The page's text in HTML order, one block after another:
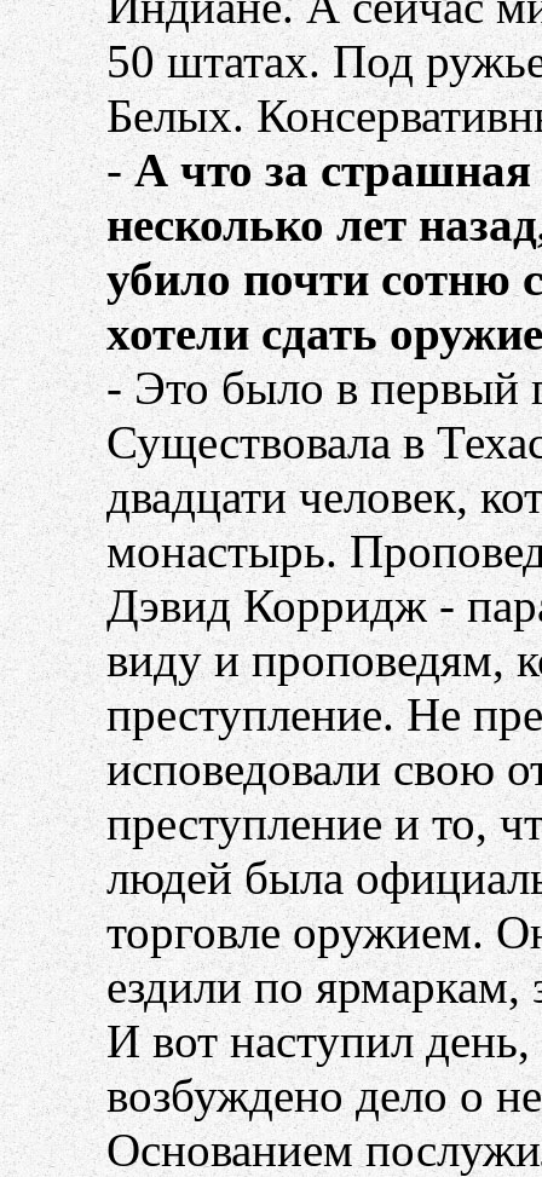
50 штатах. Под
Белых.
-А что за
несколько лет
убило почти сотню
хотели сдать
- Это было в первый
Существовала в
двадцати человек,
монастырь.
Дэвид Корридж -
виду и проповедям,
преступление. Не
исповедовали свою
преступление и то,
людей была
торговле оружием.
ездили по ярмаркам,
И вот наступил
возбуждено дело о
Основанием